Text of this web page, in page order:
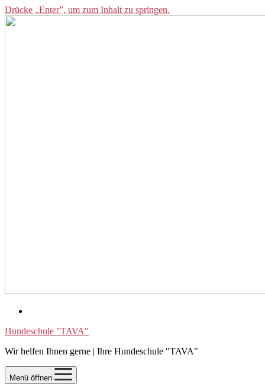
Drücke „Enter”, um zum Inhalt zu springen.
Hundeschule "TAVA"
Wir helfen Ihnen gerne | Ihre Hundeschule "TAVA"
Menü öffnen